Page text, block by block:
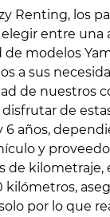
Renting, los
entre una
de modelos
a sus
de nuestros
de
6 años,
y
de kilometraje,
kilómetros,
por lo que